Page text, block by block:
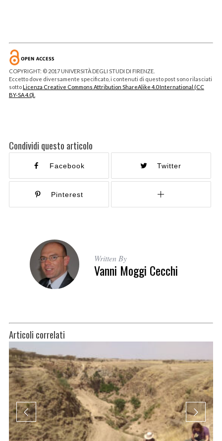
COPYRIGHT: © 2017 UNIVERSITÀ DEGLI STUDI DI FIRENZE.
Eccetto dove diversamente specificato, i contenuti di questo post sono rilasciati
sottoLicenza Creative Commons Attribution ShareAlike 4.0 International (CC
BY-SA 4.0).
Condividi questo articolo
Facebook Twitter
Pinterest
Written By
Vanni Moggi Cecchi
Articoli correlati